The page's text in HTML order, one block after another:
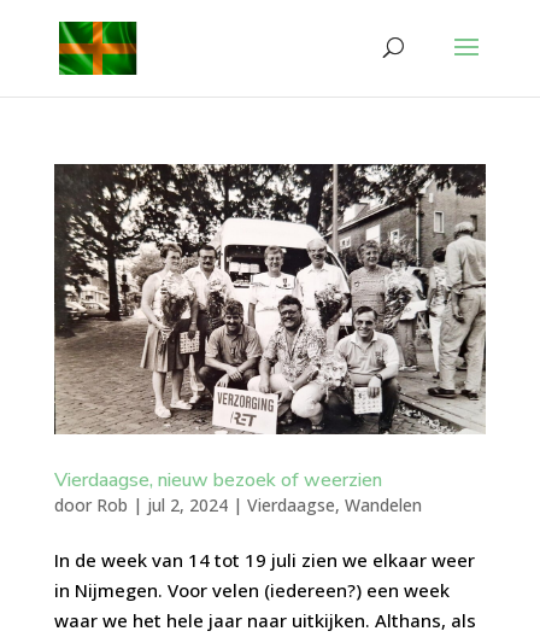
Vierdaagse, nieuw bezoek of weerzien
door Rob | jul 2, 2024| Vierdaagse, Wandelen
In de week van 14 tot 19 juli zien we elkaar weer
in Nijmegen. Voor velen (iedereen?) een week
waar we het hele jaar naar uitkijken. Althans, als